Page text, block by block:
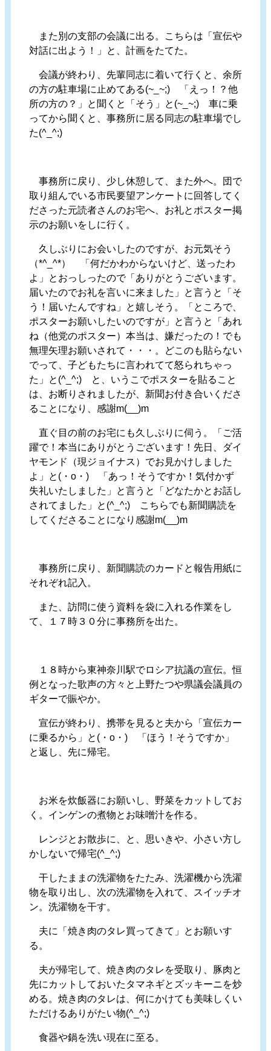
また別の支部の会議に出る。こちらは「宣伝や
対話に出よう！」と、計画をたてた。
会議が終わり、先輩同志に着いて行くと、余所
の方の駐車場に止めてある(~_~;) 「えっ！？他
所の方の？」と聞くと「そう」と(~_~;) 車に乗
ってから聞くと、事務所に居る同志の駐車場でし
た(^_^;)
事務所に戻り、少し休憩して、また外へ。団で
取り組んでいる市民要望アンケートに回答してく
ださった元読者さんのお宅へ、お礼とポスター掲
示のお願いをしに行く。
久しぶりにお会いしたのですが、お元気そう
（*^_^*） 「何だかわからないけど、送ったわ
よ」とおっしったので「ありがとうございます。
届いたのでお礼を言いに来ました」と言うと「そ
う！届いたんですね」と嬉しそう。「ところで、
ポスターお願いしたいのですが」と言うと「あれ
ね（他党のポスター）本当は、嫌だったの！でも
無理矢理お願いされて・・・。どこのも貼らない
でって、子どもたちに言われてて怒られちゃっ
た」と(^_^;) と、いうこでポスターを貼ること
は、お断りされましたが、新聞お付き合いくださ
ることになり、感謝m(__)m
直ぐ目の前のお宅にも久しぶりに伺う。「ご活
躍で！本当にありがとうございます！先日、ダイ
ヤモンド（現ジョイナス）でお見かけしました
よ」と(・o・) 「あっ！そうですか！気付かず
失礼いたしました」と言うと「どなたかとお話し
されてました」と(^_^;) こちらでも新聞購読を
してくださることになり感謝m(__)m
事務所に戻り、新聞購読のカードと報告用紙に
それぞれ記入。
また、訪問に使う資料を袋に入れる作業をし
て、１７時３０分に事務所を出た。
１８時から東神奈川駅でロシア抗議の宣伝。恒
例となった歌声の方々と上野たつや県議会議員の
ギターで賑やか。
宣伝が終わり、携帯を見ると夫から「宣伝カー
に乗るから」と(・o・) 「ほう！そうですか」
と返し、先に帰宅。
お米を炊飯器にお願いし、野菜をカットしてお
く。インゲンの煮物とお味噌汁を作る。
レンジとお散歩に、と、思いきや、小さい方し
かしないで帰宅(^_^;)
干したままの洗濯物をたたみ、洗濯機から洗濯
物を取り出し、次の洗濯物を入れて、スイッチオ
ン。洗濯物を干す。
夫に「焼き肉のタレ買ってきて」とお願いす
る。
夫が帰宅して、焼き肉のタレを受取り、豚肉と
先にカットしておいたタマネギとズッキーニを炒
める。焼き肉のタレは、何にかけても美味しくい
ただけるありがたい物(^_^;)
食器や鍋を洗い現在に至る。